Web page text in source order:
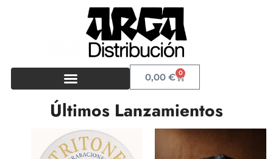
0,00€ 0
Últimos Lanzamientos